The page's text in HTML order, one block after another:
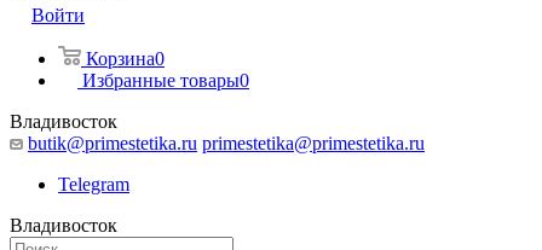
Войти
Корзина0
Избранные товары0
Владивосток
butik@primestetika.ru primestetika@primestetika.ru
Telegram
Владивосток